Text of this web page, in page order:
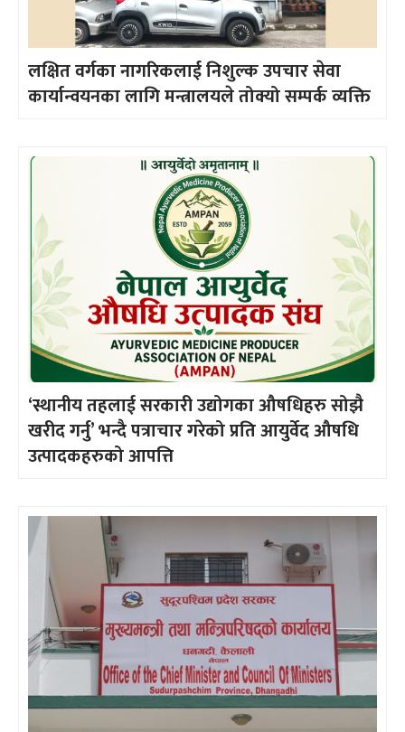
लक्षित वर्गका नागरिकलाई निशुल्क उपचार सेवा
कार्यान्वयनका लागि मन्त्रालयले तोक्यो सम्पर्क व्यक्ति
‘स्थानीय तहलाई सरकारी उद्योगका औषधिहरु सोझै
खरीद गर्नु’ भन्दै पत्राचार गरेको प्रति आयुर्वेद औषधि
उत्पादकहरुको आपत्ति